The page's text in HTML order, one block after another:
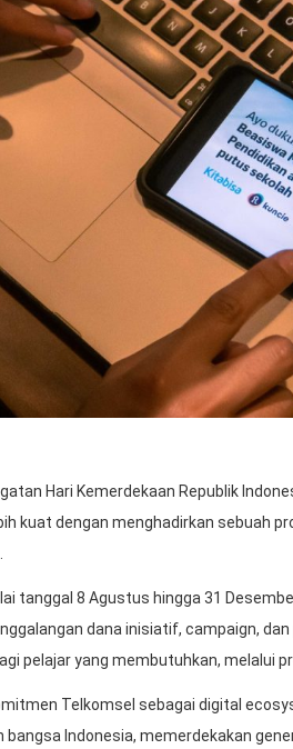
Hari Kemerdekaan Republik
kuat dengan menghadirkan sebuah
tanggal 8 Agustus hingga 31
dana inisiatif, campaign,
pelajar yang membutuhkan, melalui
Telkomsel sebagai digital
Indonesia, memerdekakan